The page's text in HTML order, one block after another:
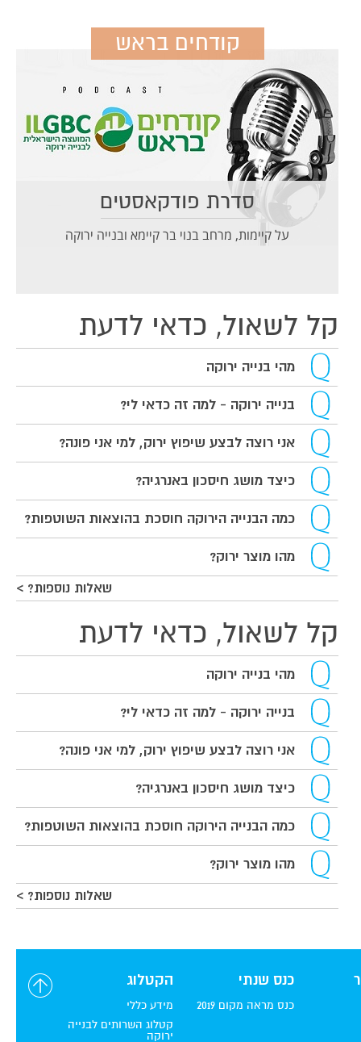
קודחים בראש
סדרת פודקאסטים
על קיימות, מרחב בנוי בר קיימא ובנייה ירוקה
קל לשאול, כדאי לדעת
מהי בנייה ירוקה
בנייה ירוקה - למה זה כדאי לי?
אני רוצה לבצע שיפוץ ירוק, למי אני פונה?
כיצד מושג חיסכון באנרגיה?
כמה הבנייה הירוקה חוסכת בהוצאות השוטפות?
מהו מוצר ירוק?
שאלות נוספות? >
קל לשאול, כדאי לדעת
מהי בנייה ירוקה
בנייה ירוקה - למה זה כדאי לי?
אני רוצה לבצע שיפוץ ירוק, למי אני פונה?
כיצד מושג חיסכון באנרגיה?
כמה הבנייה הירוקה חוסכת בהוצאות השוטפות?
מהו מוצר ירוק?
שאלות נוספות? >
כנס שנתי
כנס מראה מקום 2019
הקטלוג
מידע כללי
קטלוג השרותים לבנייה
ירוקה